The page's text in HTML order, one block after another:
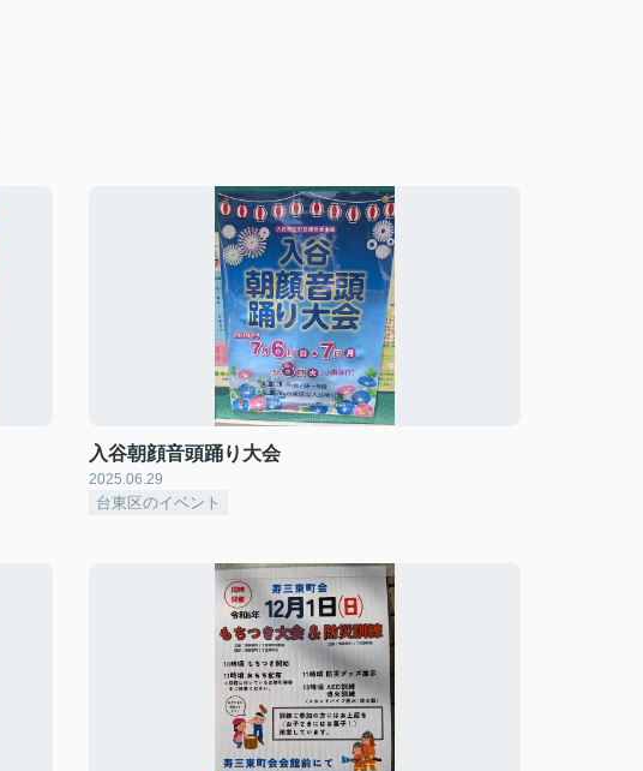
入谷朝顔音頭踊り大会
2025.06.29
台東区のイベント